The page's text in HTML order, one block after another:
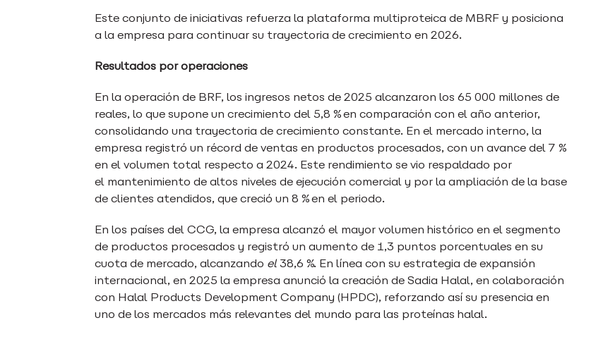
Este conjunto de iniciativas refuerza la plataforma multiproteica de MBRF y posiciona
a la empresa para continuar su trayectoria de crecimiento en 2026.
Resultados por operaciones
En la operación de BRF, los ingresos netos de 2025 alcanzaron los 65 000 millones de
reales, lo que supone un crecimiento del 5,8 % en comparación con el año anterior,
consolidando una trayectoria de crecimiento constante. En el mercado interno, la
empresa registró un récord de ventas en productos procesados, con un avance del 7 %
en el volumen total respecto a 2024. Este rendimiento se vio respaldado por
el mantenimiento de altos niveles de ejecución comercial y por la ampliación de la base
de clientes atendidos, que creció un 8 % en el periodo.
En los países del CCG, la empresa alcanzó el mayor volumen histórico en el segmento
de productos procesados y registró un aumento de 1,3 puntos porcentuales en su
cuota de mercado, alcanzando el38,6 %. En línea con su estrategia de expansión
internacional, en 2025 la empresa anunció la creación de Sadia Halal, en colaboración
con Halal Products Development Company (HPDC), reforzando así su presencia en
uno de los mercados más relevantes del mundo para las proteínas halal.